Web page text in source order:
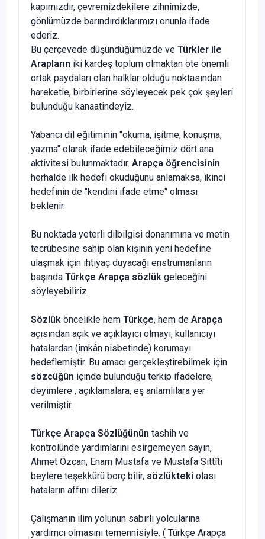
kapımızdır, çevremizdekilere zihnimizde,
gönlümüzde barındırdıklarımızı onunla ifade
ederiz.
Bu çerçevede düşündüğümüzde ve Türkler ile
Arapların iki kardeş toplum olmaktan öte önemli
ortak paydaları olan halklar olduğu noktasından
hareketle, birbirlerine söyleyecek pek çok şeyleri
bulunduğu kanaatindeyiz.
Yabancı dil eğitiminin "okuma, işitme, konuşma,
yazma" olarak ifade edebileceğimiz dört ana
aktivitesi bulunmaktadır. Arapça öğrencisinin
herhalde ilk hedefi okuduğunu anlamaksa, ikinci
hedefinin de "kendini ifade etme" olması
beklenir.
Bu noktada yeterli dilbilgisi donanımına ve metin
tecrübesine sahip olan kişinin yeni hedefine
ulaşmak için ihtiyaç duyacağı enstrümanların
başında Türkçe Arapça sözlük geleceğini
söyleyebiliriz.
Sözlük öncelikle hem Türkçe, hem de Arapça
açısından açık ve açıklayıcı olmayı, kullanıcıyı
hatalardan (imkân nisbetinde) korumayı
hedeflemiştir. Bu amacı gerçekleştirebilmek için
sözcüğün içinde bulunduğu terkip ifadelere,
deyimlere , açıklamalara, eş anlamlılara yer
verilmiştir.
Türkçe Arapça Sözlüğünün tashih ve
kontrolünde yardımlarını esirgemeyen sayın,
Ahmet Özcan, Enam Mustafa ve Mustafa Sittîti
beylere teşekkürü borç bilir, sözlükteki olası
hataların affını dileriz.
Çalışmanın ilim yolunun sabırlı yolcularına
yardımcı olmasını temennisiyle. ( Türkçe Arapça